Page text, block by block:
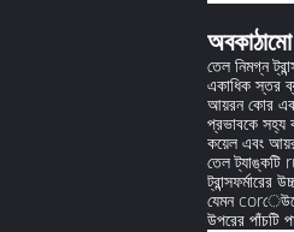
অবকাঠামো
তেল নিমগ্ন
একাধিক স্তর
আয়রন কোর এবং
প্রভাবকে সহ্য
কয়েল এবং
তেল ট্যাঙ্কটি
ট্রান্সফর্মারের
যেমন
উপরের পাঁচটি